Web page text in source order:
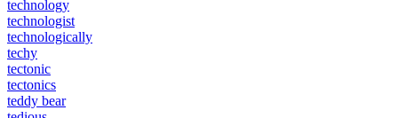
technology
technologist
technologically
techy
tectonic
tectonics
teddy bear